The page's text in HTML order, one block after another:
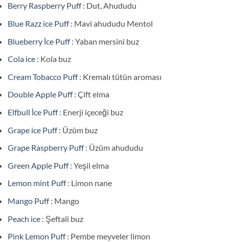
Berry Raspberry Puff: Dut, Ahududu
Blue Razz ice Puff: Mavi ahududu Mentol
Blueberry İce Puff: Yaban mersini buz
Cola ice : Kola buz
Cream Tobacco Puff: Kremalı tütün aroması
Double Apple Puff: Çift elma
Elfbull İce Puff: Enerji içeceği buz
Grape ice Puff: Üzüm buz
Grape Raspberry Puff: Üzüm ahududu
Green Apple Puff: Yeşil elma
Lemon mint Puff: Limon nane
Mango Puff: Mango
Peach ice : Şeftali buz
Pink Lemon Puff: Pembe meyveler limon